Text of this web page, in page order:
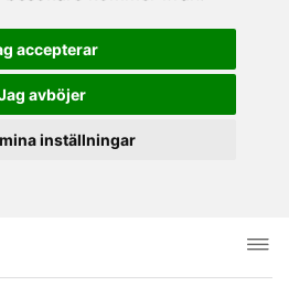
accepterar
avböjer
inställningar